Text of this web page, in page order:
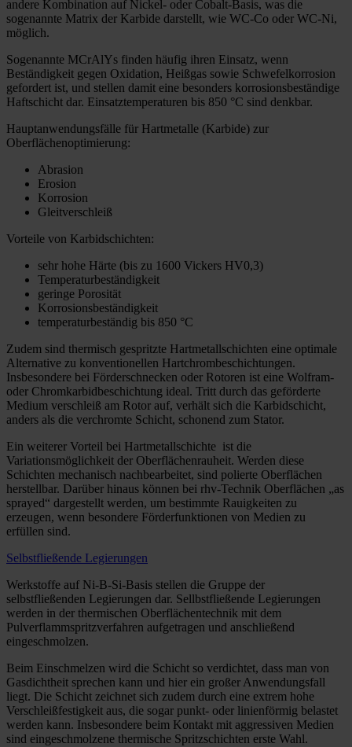
andere Kombination auf Nickel- oder Cobalt-Basis, was die
sogenannte Matrix der Karbide darstellt, wie WC-Co oder WC-Ni,
möglich.
Sogenannte MCrAlYs finden häufig ihren Einsatz, wenn
Beständigkeit gegen Oxidation, Heißgas sowie Schwefelkorrosion
gefordert ist, und stellen damit eine besonders korrosionsbeständige
Haftschicht dar. Einsatztemperaturen bis 850 °C sind denkbar.
Hauptanwendungsfälle für Hartmetalle (Karbide) zur
Oberflächenoptimierung:
Abrasion
Erosion
Korrosion
Gleitverschleiß
Vorteile von Karbidschichten:
sehr hohe Härte (bis zu 1600 Vickers HV0,3)
Temperaturbeständigkeit
geringe Porosität
Korrosionsbeständigkeit
temperaturbeständig bis 850 °C
Zudem sind thermisch gespritzte Hartmetallschichten eine optimale
Alternative zu konventionellen Hartchrombeschichtungen.
Insbesondere bei Förderschnecken oder Rotoren ist eine Wolfram-
oder Chromkarbidbeschichtung ideal. Tritt durch das geförderte
Medium verschleiß am Rotor auf, verhält sich die Karbidschicht,
anders als die verchromte Schicht, schonend zum Stator.
Ein weiterer Vorteil bei Hartmetallschichte ist die
Variationsmöglichkeit der Oberflächenrauheit. Werden diese
Schichten mechanisch nachbearbeitet, sind polierte Oberflächen
herstellbar. Darüber hinaus können bei rhv-Technik Oberflächen „as
sprayed“ dargestellt werden, um bestimmte Rauigkeiten zu
erzeugen, wenn besondere Förderfunktionen von Medien zu
erfüllen sind.
Selbstfließende Legierungen
Werkstoffe auf Ni-B-Si-Basis stellen die Gruppe der
selbstfließenden Legierungen dar. Sellbstfließende Legierungen
werden in der thermischen Oberflächentechnik mit dem
Pulverflammspritzverfahren aufgetragen und anschließend
eingeschmolzen.
Beim Einschmelzen wird die Schicht so verdichtet, dass man von
Gasdichtheit sprechen kann und hier ein großer Anwendungsfall
liegt. Die Schicht zeichnet sich zudem durch eine extrem hohe
Verschleißfestigkeit aus, die sogar punkt- oder linienförmig belastet
werden kann. Insbesondere beim Kontakt mit aggressiven Medien
sind eingeschmolzene thermische Spritzschichten erste Wahl.